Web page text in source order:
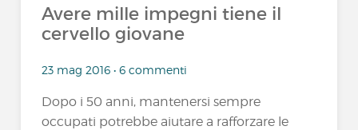
Avere mille impegni tiene il
cervello giovane
23 mag 2016 • 6 commenti
Dopo i 50 anni, mantenersi sempre
occupati potrebbe aiutare a rafforzare le